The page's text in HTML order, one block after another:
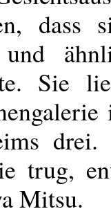
dass
und
Sie
drei.
trug,
Mitsu.